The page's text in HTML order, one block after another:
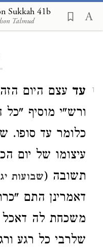
Sukkah 41b
Talmud
1 עד עצם היום
ורש"י מוסיף "כל
כלומר עד סופו.
עיצומו של יום
תשובה (שבועות
דאמרינן התם
משכחת לה דאכל
שלרבי כל רגע